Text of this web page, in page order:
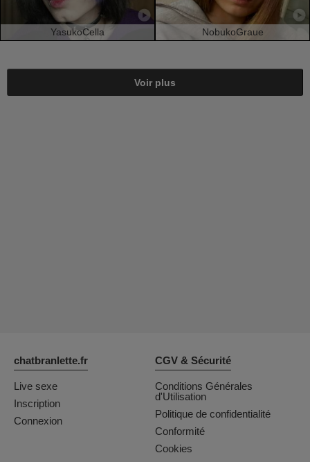
YasukoCella NobukoGraue
Voir plus
chatbranlette.fr
Live sexe
Inscription
Connexion
CGV & Sécurité
Conditions Générales
d'Utilisation
Politique de confidentialité
Conformité
Cookies